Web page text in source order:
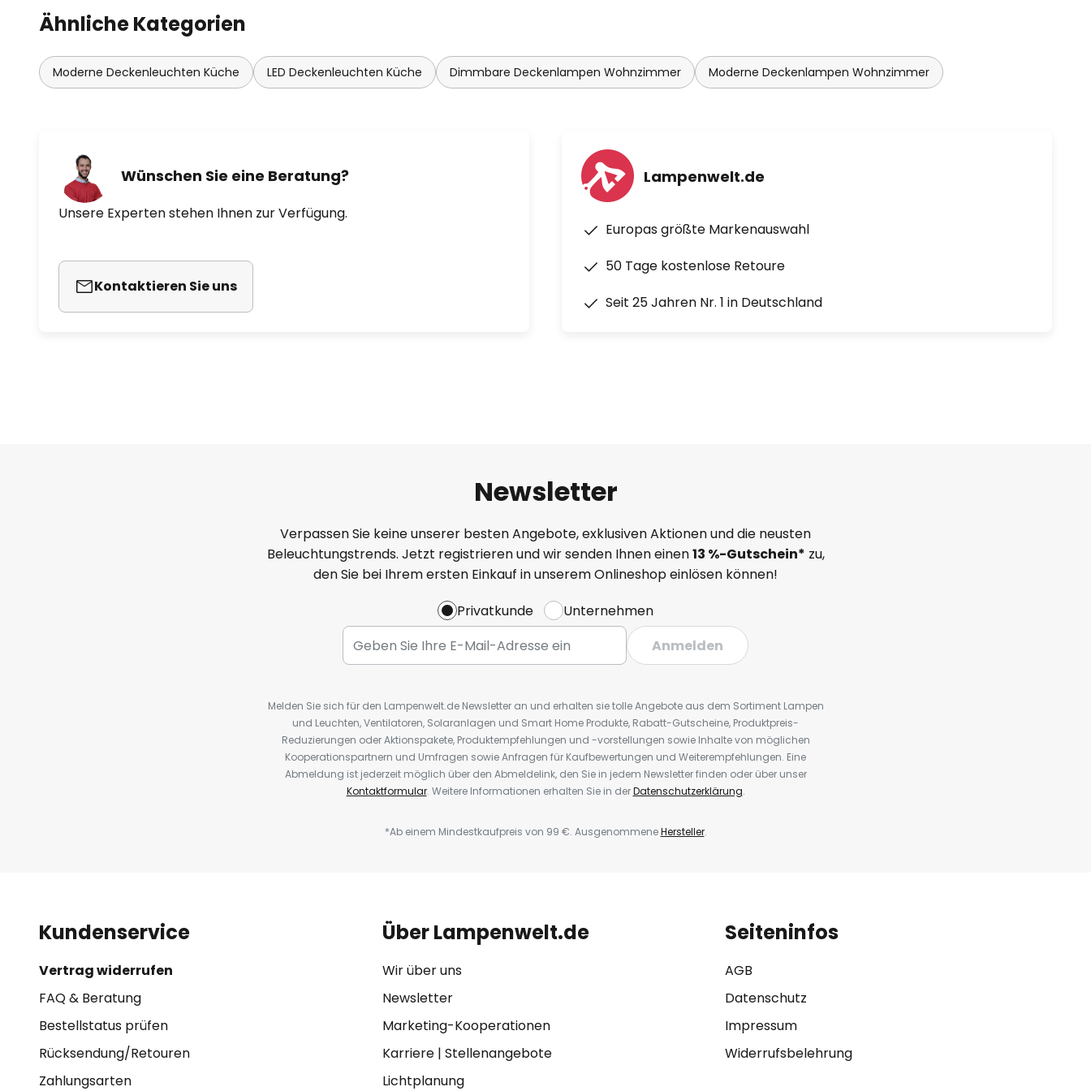
Ähnliche Kategorien
Moderne Deckenleuchten Küche LED Deckenleuchten Küche Dimmbare Deckenlampen Wohnzimmer Moderne Deckenlampen Wohnzimmer
Wünschen Sie eine Beratung?
Unsere Experten stehen Ihnen zur Verfügung.
Kontaktieren Sie uns
Lampenwelt.de
Europas größte Markenauswahl
50 Tage kostenlose Retoure
Seit 25 Jahren Nr. 1 in Deutschland
Newsletter
Verpassen Sie keine unserer besten Angebote, exklusiven Aktionen und die neusten
Beleuchtungstrends. Jetzt registrieren und wir senden Ihnen einen13 %-Gutschein* zu,
den Sie bei Ihrem ersten Einkauf in unserem Onlineshop einlösen können!
Privatkunde
Unternehmen
Anmelden
Melden Sie sich für den Lampenwelt.de Newsletter an und erhalten sie tolle Angebote aus dem Sortiment Lampen
und Leuchten, Ventilatoren, Solaranlagen und Smart Home Produkte, Rabatt-Gutscheine, Produktpreis-
Reduzierungen oder Aktionspakete, Produktempfehlungen und -vorstellungen sowie Inhalte von möglichen
Kooperationspartnern und Umfragen sowie Anfragen für Kaufbewertungen und Weiterempfehlungen. Eine
Abmeldung ist jederzeit möglich über den Abmeldelink, den Sie in jedem Newsletter finden oder über unser
Kontaktformular. Weitere Informationen erhalten Sie in derDatenschutzerklärung.
*Ab einem Mindestkaufpreis von 99 €. AusgenommeneHersteller.
Kundenservice
Vertrag widerrufen
FAQ & Beratung
Bestellstatus prüfen
Rücksendung/Retouren
Zahlungsarten
Über Lampenwelt.de
Wir über uns
Newsletter
Marketing-Kooperationen
Karriere| Stellenangebote
Lichtplanung
Seiteninfos
AGB
Datenschutz
Impressum
Widerrufsbelehrung